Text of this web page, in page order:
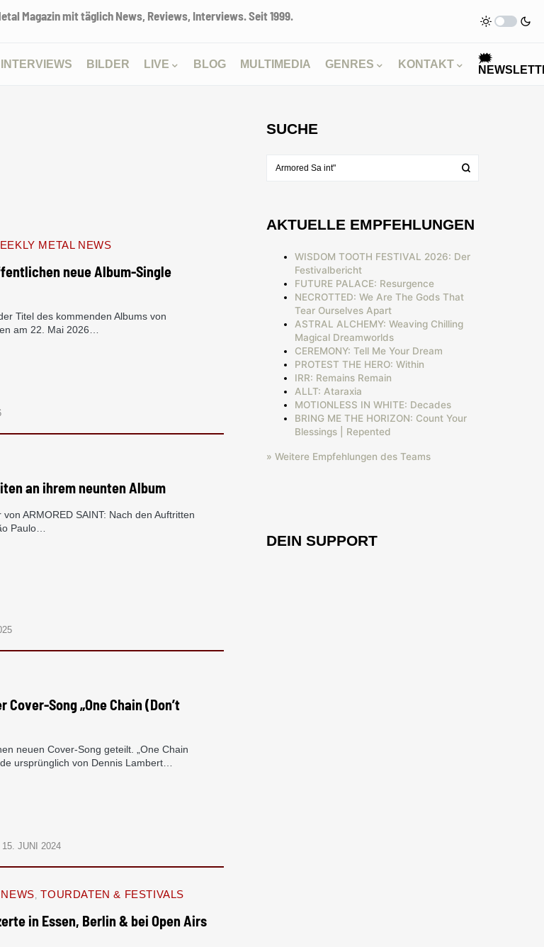
Magazin mit täglich News, Reviews, Interviews. Seit 1999.
INTERVIEWS BILDER LIVE BLOG MULTIMEDIA GENRES KONTAKT
🗯
METAL NEWS
neue Album-Single
Titel des kommenden Albums von
am 22. Mai 2026…
an ihrem neunten Album
ARMORED SAINT: Nach den Auftritten
Paulo…
Cover-Song „One Chain (Don’t
neuen Cover-Song geteilt. „One Chain
ursprünglich von Dennis Lambert…
15. JUNI 2024
TOURDATEN & FESTIVALS
in Essen, Berlin & bei Open Airs
SUCHE
AKTUELLE EMPFEHLUNGEN
WISDOM TOOTH FESTIVAL 2026: Der
Festivalbericht
FUTURE PALACE: Resurgence
NECROTTED: We Are The Gods That
Tear Ourselves Apart
ASTRAL ALCHEMY: Weaving Chilling
Magical Dreamworlds
CEREMONY: Tell Me Your Dream
PROTEST THE HERO: Within
IRR: Remains Remain
ALLT: Ataraxia
MOTIONLESS IN WHITE: Decades
BRING ME THE HORIZON: Count Your
Blessings | Repented
» Weitere Empfehlungen des Teams
DEIN SUPPORT